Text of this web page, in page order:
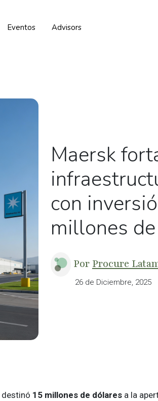
Eventos Advisors
Maersk
con
millones
Por Procure
26 de Diciembre, 2025
destinó 15 millones de dólares a la